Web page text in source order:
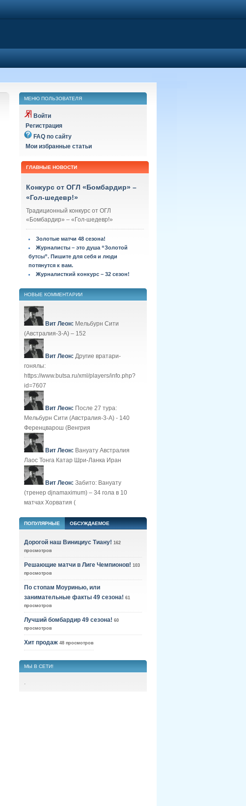
МЕНЮ ПОЛЬЗОВАТЕЛЯ
Войти
Регистрация
FAQ по сайту
Мои избранные статьи
ГЛАВНЫЕ НОВОСТИ
Конкурс от ОГЛ «Бомбардир» –
«Гол-шедевр!»
Традиционный конкурс от ОГЛ
«Бомбардир» – «Гол-шедевр!»
Золотые матчи 48 сезона!
Журналисты – это душа “Золотой
бутсы”. Пишите для себя и люди
потянутся к вам.
Журналисткий конкурс – 32 сезон!
НОВЫЕ КОММЕНТАРИИ
Вит Леон: Мельбурн Сити
(Австралия-3-А) – 152
Вит Леон: Другие вратари-
гонялы:
https://www.butsa.ru/xml/players/info.php?
id=7607
Вит Леон: После 27 тура:
Мельбурн Сити (Австралия-3-А) - 140
Ференцварош (Венгрия
Вит Леон: Вануату Австралия
Лаос Тонга Катар Шри-Ланка Иран
Вит Леон: Забито: Вануату
(тренер djnamaximum) – 34 гола в 10
матчах Хорватия (
ПОПУЛЯРНЫЕ ОБСУЖДАЕМОЕ
Дорогой наш Винициус Тиану! 162
просмотров
Решающие матчи в Лиге Чемпионов! 103
просмотров
По стопам Моуринью, или
занимательные факты 49 сезона! 61
просмотров
Лучший бомбардир 49 сезона! 60
просмотров
Хит продаж 48 просмотров
МЫ В СЕТИ!
.